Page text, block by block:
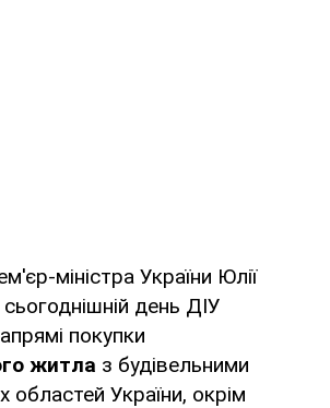
міністра України Юлії
день ДІУ
покупки
житла з будівельними
областей України, окрім